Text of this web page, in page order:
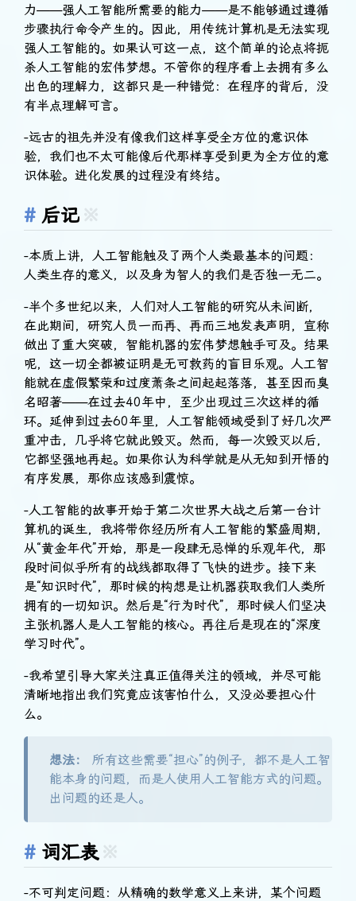
力——强人工智能所需要的能力——是不能够通过遵循
步骤执行命令产生的。因此，用传统计算机是无法实现
强人工智能的。如果认可这一点，这个简单的论点将扼
杀人工智能的宏伟梦想。不管你的程序看上去拥有多么
出色的理解力，这都只是一种错觉：在程序的背后，没
有半点理解可言。
-远古的祖先并没有像我们这样享受全方位的意识体
验，我们也不太可能像后代那样享受到更为全方位的意
识体验。进化发展的过程没有终结。
后记
-本质上讲，人工智能触及了两个人类最基本的问题：
人类生存的意义，以及身为智人的我们是否独一无二。
-半个多世纪以来，人们对人工智能的研究从未间断，
在此期间，研究人员一而再、再而三地发表声明，宣称
做出了重大突破，智能机器的宏伟梦想触手可及。结果
呢，这一切全都被证明是无可救药的盲目乐观。人工智
能就在虚假繁荣和过度萧条之间起起落落，甚至因而臭
名昭著——在过去40年中，至少出现过三次这样的循
环。延伸到过去60年里，人工智能领域受到了好几次严
重冲击，几乎将它就此毁灭。然而，每一次毁灭以后，
它都坚强地再起。如果你认为科学就是从无知到开悟的
有序发展，那你应该感到震惊。
-人工智能的故事开始于第二次世界大战之后第一台计
算机的诞生，我将带你经历所有人工智能的繁盛周期，
从“黄金年代”开始，那是一段肆无忌惮的乐观年代，那
段时间似乎所有的战线都取得了飞快的进步。接下来
是“知识时代”​，那时候的构想是让机器获取我们人类所
拥有的一切知识。然后是“行为时代”​，那时候人们坚决
主张机器人是人工智能的核心。再往后是现在的“深度
学习时代”​。
-我希望引导大家关注真正值得关注的领域，并尽可能
清晰地指出我们究竟应该害怕什么，又没必要担心什
么。
想法：
所有这些需要“担心”的例子，都不是人工智
能本身的问题，而是人使用人工智能方式的问题。
出问题的还是人。
词汇表
-不可判定问题：从精确的数学意义上来讲，某个问题